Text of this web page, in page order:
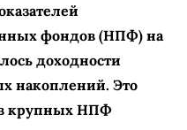
фондов (НПФ) на
доходности
накоплений. Это
крупных НПФ